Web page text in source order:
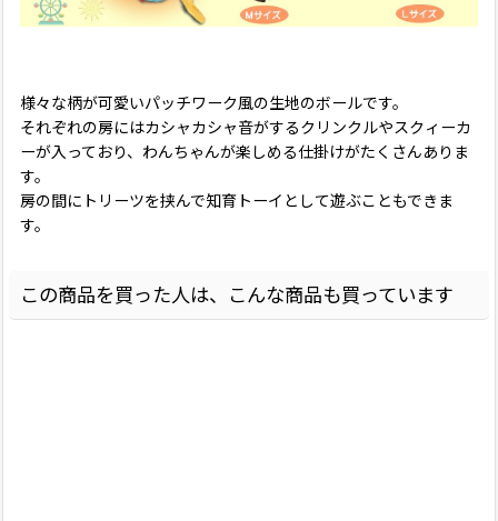
様々な柄が可愛いパッチワーク風の生地のボールです。
それぞれの房にはカシャカシャ音がするクリンクルやスクィーカ
ーが入っており、わんちゃんが楽しめる仕掛けがたくさんありま
す。
房の間にトリーツを挟んで知育トーイとして遊ぶこともできま
す。
この商品を買った人は、こんな商品も買っています